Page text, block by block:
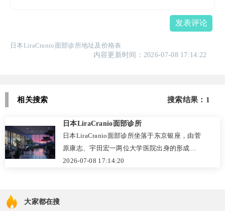
发表评论
日本LiraCranio面部诊所地址及价格表
内容更新时间：2026-07-08 17:14:22
相关搜索 搜索结果：1
日本LiraCranio面部诊所
日本LiraCranio面部诊所坐落于东京银座，由菅
原康志、宇田宏一两位大学医院出身的形成外
科专家领衔，专注面部轮廓、鼻部整形、颚骨
2026-07-08 17:14:20
大家都在搜